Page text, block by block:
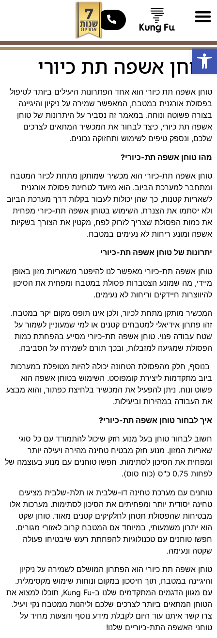
טוחן אשפה תת כיורי
טוחן אשפה תת כיורי הוא אחד הפתרונות היעילים ביותר לטיפול
בפסולת אורגנית במטבח, המאפשר שמירה על ניקיון והיגיינה
בצורה פשוטה ונוחה. במאמר זה נסביר על היתרונות של טוחן
אשפה תת כיורי, כיצד לבחור את המכשיר המתאים לצרכים
שלכם, ונספק טיפים לשימוש ותחזוקה נכונים.
מהו טוחן אשפה תת-כיורי?
טוחן אשפה תת-כיורי הוא מכשיר שמותקן מתחת לכיור המטבח
ומתחבר למערכת הביוב. הוא מיועד לטחינת פסולת אורגנית
לשאריות קטנות, כך שהן יכולות לעבור בקלות דרך מערכת הביוב
ולא יסתמו את הצנרת. השימוש בטוחן אשפה תת-כיורי מפחית
את כמות הפסולת שצריך לזרוק לפח, מקטין את הצורך בשקיות
אשפה ומונע ריחות לא נעימים במטבח.
יתרונות של טוחן אשפה תת-כיורי
טוחן אשפה תת-כיורי מאפשר לנו להיפטר משאריות מזון באופן
מיידי, מה שמונע הצטברות פסולת במטבח ומפחית את הסיכון
להיווצרות חיידקים וריחות לא נעימים.
המכשיר מותקן מתחת לכיור, ולכן אינו תופס מקום יקר במטבח.
זהו פתרון אידיאלי למטבחים קטנים או למי שמעוניין לשמור על
שטח עבודה פנוי. טוחן אשפה תת-כיורי מסייע בהפחתת כמות
הפסולת שמגיעה למזבלות, ובכך תורם לשמירה על הסביבה.
בנוסף, חלק מהפסולת הטחונה יכולה להיות מטופלת במערכות
ביוב מתקדמות ליצירת קומפוסט. השימוש בטוחן אשפה הוא
פשוט ונוח. ניתן להפעיל את המכשיר בלחיצת כפתור, והוא מבצע
את העבודה במהירות וביעילות.
איך לבחור טוחן אשפה תת-כיורי?
חשוב לבחור טוחן בעל מנוע חזק שיכול להתמודד עם כל סוגי
שאריות המזון. מנוע חזק מבטיח טחינה מהירה ויעילה יותר
ומפחית את הסיכון לסתימות. חפשו טוחנים עם מנוע בעוצמה של
לפחות 0.75 כ"ס (כוח סוס).
טוחנים עם מערכת טחינה דו-שלבית או תלת-שלבית מציעים
טחינה יסודית יותר ומפחיתים את הסיכון לסתימות. מערכות אלו
מבטיחות שהפסולת תטחן לחלקיקים קטנים מאוד. טוחן שקט
הוא יתרון משמעותי, במיוחד אם המטבח קרוב לאזורי מגורים.
חפשו טוחנים עם טכנולוגיות להפחתת רעש שיבטיחו פעולה
שקטה ונעימה.
טוחן אשפה תת כיורי הוא הפתרון המושלם לשמירה על ניקיון
והיגיינה במטבח, תוך חיסכון במקום ונוחות שימוש מקסימלית.
עם מגוון הדגמים המתקדמים שלנו ב-Kung Fu, תוכלו למצוא את
הטוחן המתאים ביותר לצרכים שלכם וליהנות ממטבח נקי ויעיל.
צרו קשר איתנו עוד היום לקבלת מידע נוסף והצעות מחיר על
טוחני האשפה התת-כיוריים שלנו!
פתח סרגל נגישות